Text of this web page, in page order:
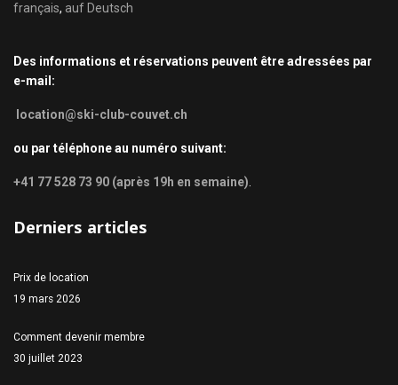
français, auf Deutsch
Des informations et réservations peuvent être adressées par
e-mail:
location@ski-club-couvet.ch
ou par téléphone au numéro suivant:
+41 77 528 73 90 (après 19h en semaine)
Derniers articles
Prix de location
19 mars 2026
Comment devenir membre
30 juillet 2023